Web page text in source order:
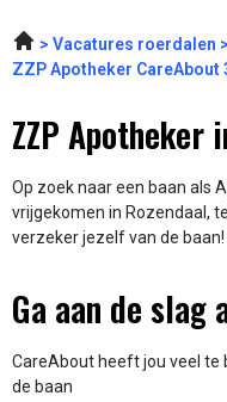
Vacatures roerdalen
ZZP Apotheker CareAbout
ZZP Apotheker
Op zoek naar een baan als
vrijgekomen in Rozendaal,
verzeker jezelf van de baan!
Ga aan de slag
CareAbout heeft jou veel te
de baan